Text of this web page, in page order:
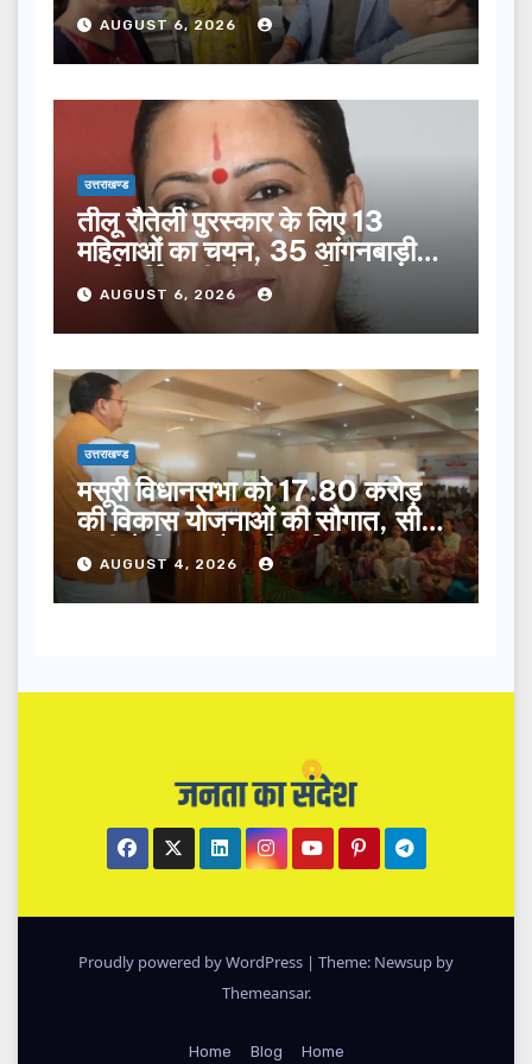
सूची से न छूटे…
AUGUST 6, 2026
उत्तराखण्ड
तीलू रौतेली पुरस्कार के लिए 13
महिलाओं का चयन, 35 आंगनबाड़ी
कार्यकर्तियां भी होंगी सम्मानित…
AUGUST 6, 2026
उत्तराखण्ड
मसूरी विधानसभा को 17.80 करोड़
की विकास योजनाओं की सौगात, सीएम
धामी ने किया लोकार्पण-शिलान्यास.
AUGUST 4, 2026
Proudly powered by WordPress | Theme: Newsup by
Themeansar.
Home Blog Home